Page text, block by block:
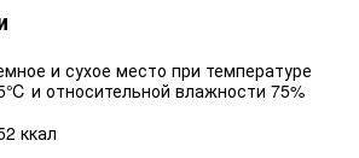
и сухое место при температуре
и относительной влажности 75%
ккал